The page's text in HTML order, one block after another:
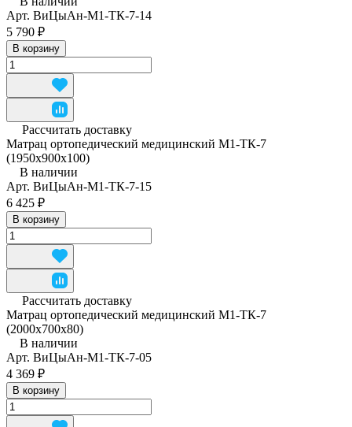
Арт. ВиЦыАн-М1-ТК-7-14
5 790 ₽
В корзину
Рассчитать доставку
Матрац ортопедический медицинский М1-ТК-7
(1950x900x100)
В наличии
Арт. ВиЦыАн-М1-ТК-7-15
6 425 ₽
В корзину
Рассчитать доставку
Матрац ортопедический медицинский М1-ТК-7
(2000x700x80)
В наличии
Арт. ВиЦыАн-М1-ТК-7-05
4 369 ₽
В корзину